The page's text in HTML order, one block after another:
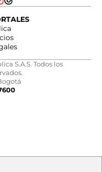
S.A.S. Todos los